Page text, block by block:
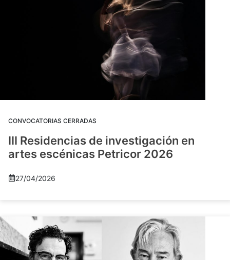
CONVOCATORIAS CERRADAS
III Residencias de investigación en
artes escénicas Petricor 2026
27/04/2026